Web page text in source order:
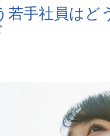
若手社員はど